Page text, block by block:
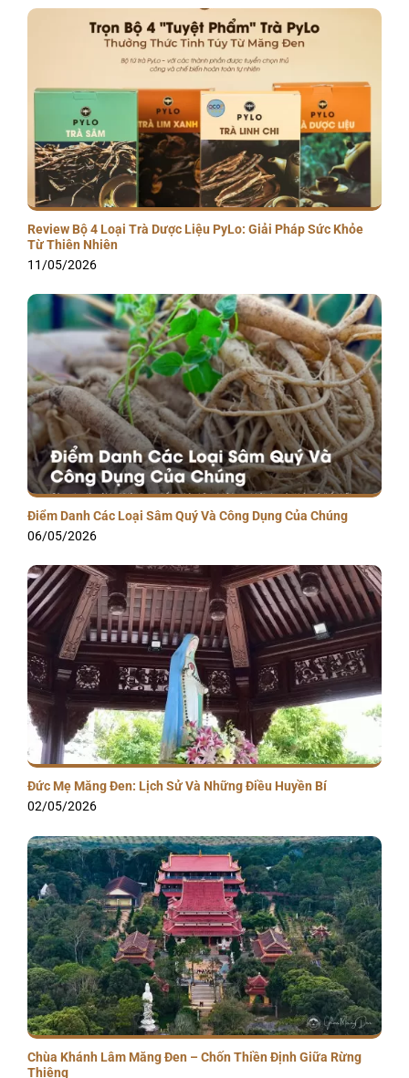
Review Bộ 4 Loại Trà Dược Liệu PyLo: Giải Pháp Sức Khỏe
Từ Thiên Nhiên
11/05/2026
Điểm Danh Các Loại Sâm Quý Và Công Dụng Của Chúng
06/05/2026
Đức Mẹ Măng Đen: Lịch Sử Và Những Điều Huyền Bí
02/05/2026
Chùa Khánh Lâm Măng Đen – Chốn Thiền Định Giữa Rừng
Thiêng